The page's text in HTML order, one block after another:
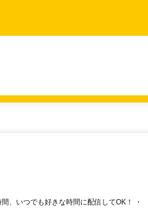
、いつでも好きな時間に配信してOK！ ・